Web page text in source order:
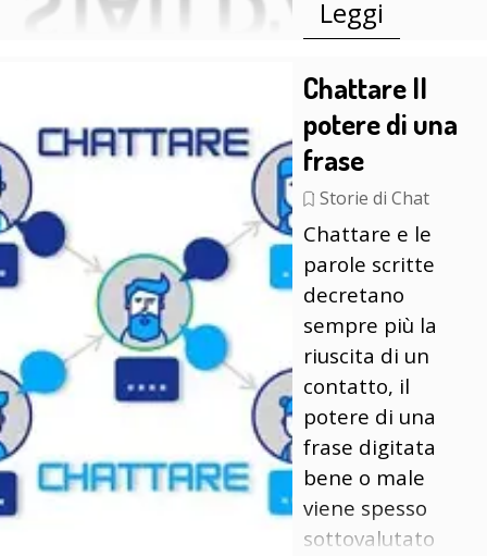
Leggi
Chattare Il
potere di una
frase
Storie di Chat
Chattare e le
parole scritte
decretano
sempre più la
riuscita di un
contatto, il
potere di una
frase digitata
bene o male
viene spesso
sottovalutato